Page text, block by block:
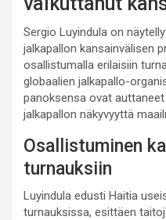
Sergio Luyindula on
jalkapallon kansainvälisen
osallistumalla erilaisiin
globaalien jalkapallo-
panoksensa ovat
jalkapallon näkyvyyttä
Osallistuminen
turnauksiin
Luyindula edusti Haitia
turnauksissa, esittäen